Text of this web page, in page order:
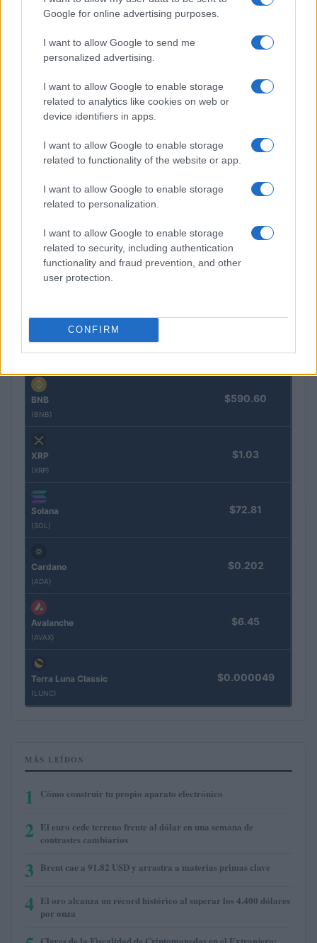
Google for online advertising purposes.
I want to allow Google to send me
personalized advertising.
I want to allow Google to enable storage
related to analytics like cookies on web or
device identifiers in apps.
I want to allow Google to enable storage
related to functionality of the website or app.
I want to allow Google to enable storage
related to personalization.
I want to allow Google to enable storage
related to security, including authentication
functionality and fraud prevention, and other
user protection.
CONFIRM
El Brent cae un 8.46% y arrastra a las materias primas
COTIZACIONES CRYPTO
Nombre Precio
Ethereum
BNB
(BNB)
$590.60
XRP
(XRP)
$1.03
Solana
(SOL)
$72.81
Cardano
(ADA)
$0.202
Avalanche
(AVAX)
$6.45
Terra Luna Classic
(LUNC)
$0.000049
MÁS LEÍDOS
1 Cómo construir tu propio aparato electrónico
2 El euro cede terreno frente al dólar en una semana de
contrastes cambiarios
3 Brent cae a 91.82 USD y arrastra a materias primas clave
4 El oro alcanza un récord histórico al superar los 4.400 dólares
por onza
Claves de la Fiscalidad de Criptomonedas en el Extranjero: